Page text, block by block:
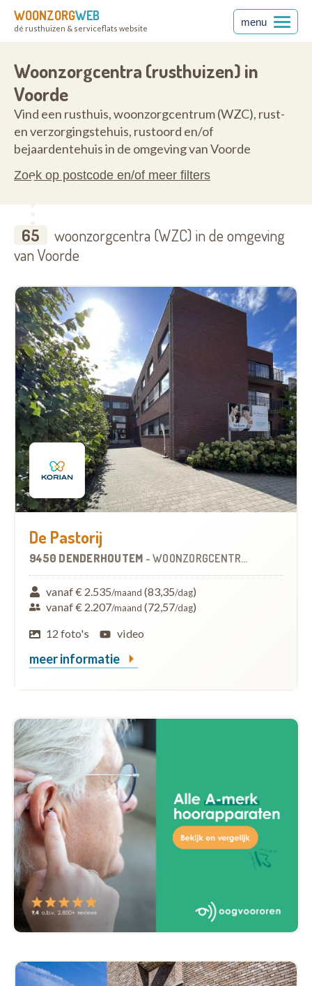
WOONZORGWEB
dé rusthuizen & serviceflats website
menu
Woonzorgcentra (rusthuizen) in
Voorde
Vind een rusthuis, woonzorgcentrum (WZC), rust-
en verzorgingstehuis, rustoord en/of
bejaardentehuis in de omgeving van Voorde
Zoek op postcode en/of meer filters
65
woonzorgcentra (WZC) in de omgeving
van Voorde
De Pastorij
9450 DENDERHOUTEM - WOONZORGCENTRUM (WZC)
vanaf € 2.535/maand (83,35/dag)
vanaf € 2.207/maand (72,57/dag)
12 foto's
video
meer informatie